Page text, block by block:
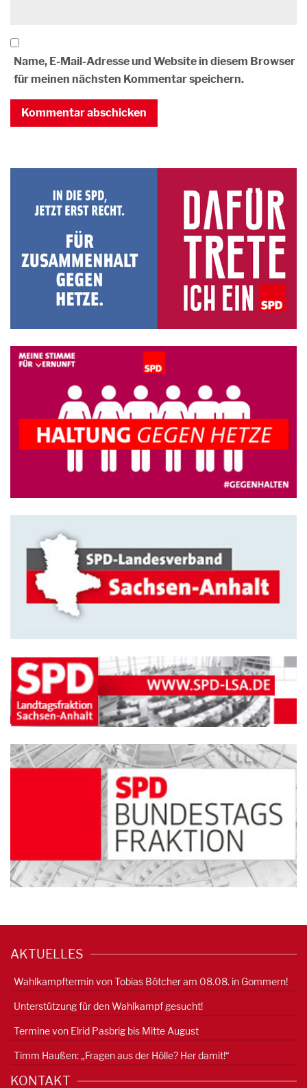
Name, E-Mail-Adresse und Website in diesem Browser
für meinen nächsten Kommentar speichern.
AKTUELLES
Wahlkampftermin von Tobias Bötcher am 08.08. in Gommern!
Unterstützung für den Wahlkampf gesucht!
Termine von Elrid Pasbrig bis Mitte August
Timm Haußen: „Fragen aus der Hölle? Her damit!“
KONTAKT